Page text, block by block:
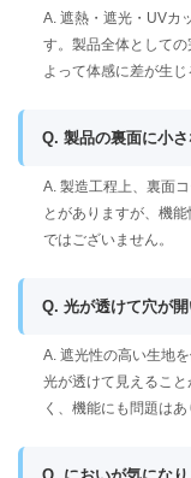
A. 遮熱・遮光・UVカ
す。製品全体として
よって体感に差が生じ
Q. 製品の裏面に小
A. 製造工程上、裏面
とがありますが、機
ではございません。
Q. 光が透けて穴が開
A. 遮光性の高い生地
光が透けて見えるこ
く、機能にも問題はあ